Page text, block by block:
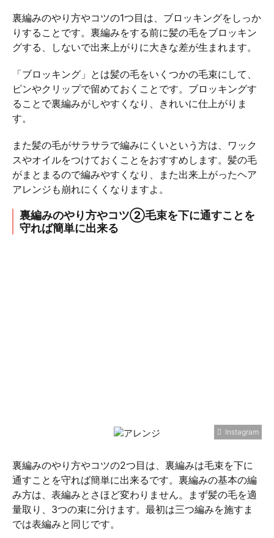
裏編みのやり方やコツの1つ目は、ブロッキングをしっか
りすることです。裏編みをする前に髪の毛をブロッキン
グする、しないで出来上がりに大きな差が生まれます。
「ブロッキング」とは髪の毛をいくつかの毛束にして、
ピンやクリップで留めておくことです。ブロッキングす
ることで裏編みがしやすくなり、きれいに仕上がりま
す。
また髪の毛がサラサラで編みにくいという方は、ワック
スやオイルをつけておくことをおすすめします。髪の毛
がまとまるので編みやすくなり、また出来上がったヘア
アレンジも崩れにくくなりますよ。
裏編みのやり方やコツ②毛束を下に通すことを
守れば簡単に出来る
Instagram
裏編みのやり方やコツの2つ目は、裏編みは毛束を下に
通すことを守れば簡単に出来るです。裏編みの基本の編
み方は、表編みとさほど変わりません。まず髪の毛を適
量取り、3つの束に分けます。最初は三つ編みを施すま
では表編みと同じです。